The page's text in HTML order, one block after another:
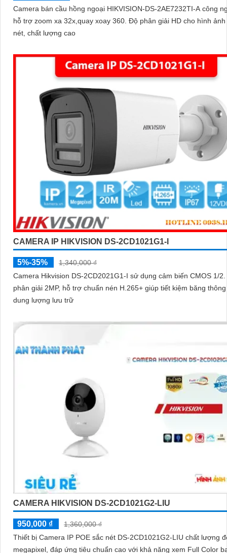
Camera bán cầu hồng ngoại HIKVISION-DS-2AE7232TI-A công
hỗ trợ zoom xa 32x,quay xoay 360. Độ phân giải HD cho hình ảnh sắc
nét, chất lượng cao
CAMERA IP HIKVISION DS-2CD1021G1-I
5%-35%
1,340,000 ₫
Camera Hikvision DS-2CD2021G1-I sử dụng cảm biến CMOS 1/
phân giải 2MP, hỗ trợ chuẩn nén H.265+ giúp tiết kiệm băng
dung lượng lưu trữ
CAMERA HIKVISION DS-2CD1021G2-LIU
950,000 ₫
1,360,000 ₫
Thiết bị Camera IP POE sắc nét DS-2CD1021G2-LIU chất lượng
megapixel, đáp ứng tiêu chuẩn cao với khả năng xem Full Color